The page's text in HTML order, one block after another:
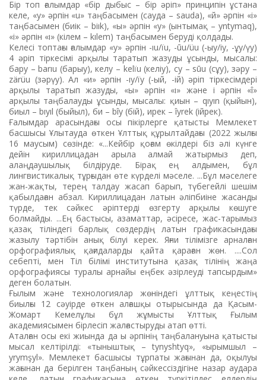
Бір топ ғалымдар «бір дыбыс – бір әріп» принципін ұстана
келе, «у» әрпін «u» таңбасымен (сауда – sauda), «й» әрпін «і»
таңбасымен (биік – biık), «ы» әрпін «у» (ынтымақ – yntymaq),
«і» әрпін «ı» (кілем – kılem) таңбасымен беруді қолдады.
Келесі топтағы ғалымдар «у» әрпін -ıu/ïu, -ūu/üu (-ыу/іу, -ұу/үу)
4 әріп тіркесімі арқылы таратып жазуды ұсынды, мысалы:
бару – barıu (барыу), келу – kelïu (келіу), су – sūu (сұу), зәру –
zärüu (зәрүу). Ал «и» әрпін -ıy/ïy (-ый, -ій) әріп тіркесімдері
арқылы таратып жазуды, «ы» әрпін «ı» және і әрпін «î»
арқылы таңбалауды ұсынды, мысалы: қиын – qıyın (қыйын),
биыл – bıyıl (быйыл), би – bîy (бій), ирек – îyrek (ійрек).
Ғалымдар арасындағы осы пікірлерге қатысты Мемлекет
басшысы Ұлытауда өткен Ұлттық құрылтайдағы (2022 жылғы
16 маусым) сөзінде: «...Кейбір қоғам өкілдері біз әлі күнге
дейін кириллицадан арыла алмай жатырмыз деп,
алаңдаушылық білдіруде. Бірақ ең алдымен, бұл
лингвистикалық тұрғыдан өте күрделі мәселе. ...Бұл мәселеге
жан-жақты, терең талдау жасап барып, түбегейлі шешім
қабылдаған абзал. Кириллицадан латын әліпбиіне жасанды
түрде, тек сәйкес әріптерді өзгерту арқылы көшуге
болмайды. ...Ең бастысы, азаматтар, әсіресе, жас-тарымыз
қазақ тіліндегі барлық сөздердің латын графикасындағы
жазылу тәртібін анық білуі керек. Яғни тілімізге арналған
орфографиялық қағидаларды қайта қараған жөн. ....Сол
себепті, мен Тіл білімі институтына қазақ тілінің жаңа
орфографиясы туралы арнайы еңбек әзірлеуді тапсырдым»
деген болатын.
Ғылым және технологиялар жөніндегі ұлттық кеңестің
биылғы 12 сәуірде өткен алғашқы отырысында да Қасым-
Жомарт Кемелұлы бұл жұмысты Ұлттық Ғылым
академиясымен бірлесіп жалғастыруды атап өтті.
Аталған осы екі жиында да ы әрпінің таңбалануына қатысты
мысал келтірілді: «тыныштық – tynyshtyq», «ырымшыл –
yrymşyl». Мемлекет басшысы тұрпаты жағынан да, оқылуы
жағынан да берілген таңбаның сәйкессіздігіне назар аудара